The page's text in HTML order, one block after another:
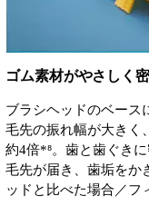
ゴム素材がやさしく
ブラシヘッドのベース
毛先の振れ幅が大きく
約4倍*⁸。歯と歯ぐき
毛先が届き、歯垢をか
ッドと比べた場合／フ